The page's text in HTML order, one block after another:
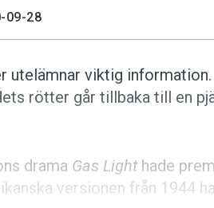
09-28
utelämnar viktig
rötter går tillbaka till en
drama Gas Light hade
versionen från 1944